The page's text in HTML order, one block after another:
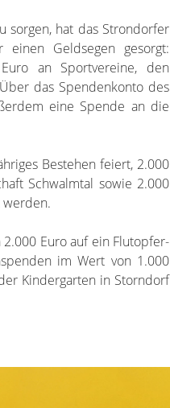
sorgen, hat das Strondorfer
Geldsegen gesorgt:
an Sportvereine, den
das Spendenkonto des
eine Spende an die
Bestehen feiert, 2.000
Schwalmtal sowie 2.000
werden.
Euro auf ein Flutopfer-
im Wert von 1.000
Kindergarten in Storndorf